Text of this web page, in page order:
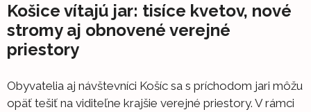
Košice vítajú jar: tisíce kvetov, nové
stromy aj obnovené verejné
priestory
Obyvatelia aj návštevníci Košíc sa s príchodom jari môžu
opäť tešiť na viditeľne krajšie verejné priestory. V rámci